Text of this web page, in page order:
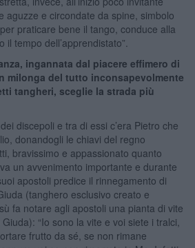
aguzze e circondate da spine, simbolo
praticare bene il tango, conduce alla
tempo dell’apprendistato”.
ingannata dal piacere effimero di
milonga del tutto inconsapevolmente
tangheri, sceglie la strada più
discepoli e tra di essi c’era Pietro che
donandogli le chiavi del regno
bravissimo e appassionato quanto
un avvenimento importante e durante
apostoli predice il rinnegamento di
(tanghero esclusivo creato e
fa notare agli apostoli una pianta di vite
“Io sono la vite e voi siete i tralci,
frutto da sé, se non rimane